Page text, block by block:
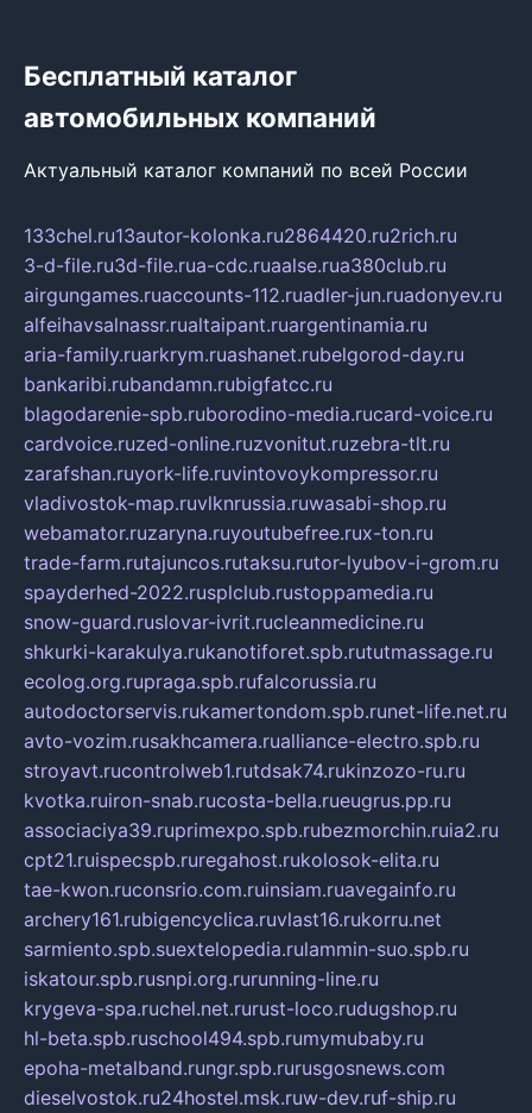
Бесплатный каталог
автомобильных компаний
Актуальный каталог компаний по всей России
133chel.ru13autor-kolonka.ru2864420.ru2rich.ru
3-d-file.ru3d-file.rua-cdc.ruaalse.rua380club.ru
airgungames.ruaccounts-112.ruadler-jun.ruadonyev.ru
alfeihavsalnassr.rualtaipant.ruargentinamia.ru
aria-family.ruarkrym.ruashanet.rubelgorod-day.ru
bankaribi.rubandamn.rubigfatcc.ru
blagodarenie-spb.ruborodino-media.rucard-voice.ru
cardvoice.ruzed-online.ruzvonitut.ruzebra-tlt.ru
zarafshan.ruyork-life.ruvintovoykompressor.ru
vladivostok-map.ruvlknrussia.ruwasabi-shop.ru
webamator.ruzaryna.ruyoutubefree.rux-ton.ru
trade-farm.rutajuncos.rutaksu.rutor-lyubov-i-grom.ru
spayderhed-2022.rusplclub.rustoppamedia.ru
snow-guard.ruslovar-ivrit.rucleanmedicine.ru
shkurki-karakulya.rukanotiforet.spb.rututmassage.ru
ecolog.org.rupraga.spb.rufalcorussia.ru
autodoctorservis.rukamertondom.spb.runet-life.net.ru
avto-vozim.rusakhcamera.rualliance-electro.spb.ru
stroyavt.rucontrolweb1.rutdsak74.rukinzozo-ru.ru
kvotka.ruiron-snab.rucosta-bella.rueugrus.pp.ru
associaciya39.ruprimexpo.spb.rubezmorchin.ruia2.ru
cpt21.ruispecspb.ruregahost.rukolosok-elita.ru
tae-kwon.ruconsrio.com.ruinsiam.ruavegainfo.ru
archery161.rubigencyclica.ruvlast16.rukorru.net
sarmiento.spb.suextelopedia.rulammin-suo.spb.ru
iskatour.spb.rusnpi.org.rurunning-line.ru
krygeva-spa.ruchel.net.rurust-loco.rudugshop.ru
hl-beta.spb.ruschool494.spb.rumymubaby.ru
epoha-metalband.rungr.spb.rurusgosnews.com
dieselvostok.ru24hostel.msk.ruw-dev.ruf-ship.ru